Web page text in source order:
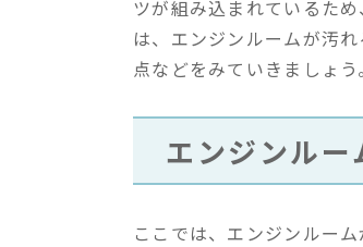
ツが組み込まれているた
は、エンジンルームが汚
点などをみていきましょう。
エンジンル
ここでは、エンジンルー